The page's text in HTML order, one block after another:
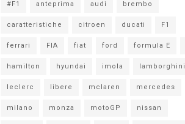
#F1 anteprima audi brembo
caratteristiche citroen ducati F1
ferrari FIA fiat ford formula E
hamilton hyundai imola lamborghini
leclerc libere mclaren mercedes
milano monza motoGP nissan